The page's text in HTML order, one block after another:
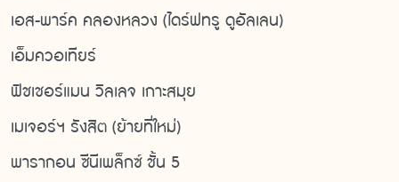
เอส-พาร์ค คลองหลวง (ไดร์ฟทรู ดูอัลเลน)
เอ็มควอเทียร์
ฟิชเชอร์แมน วิลเลจ เกาะสมุย
เมเจอร์ฯ รังสิต (ย้ายที่ใหม่)
พารากอน ซีนีเพล็กซ์ ชั้น 5